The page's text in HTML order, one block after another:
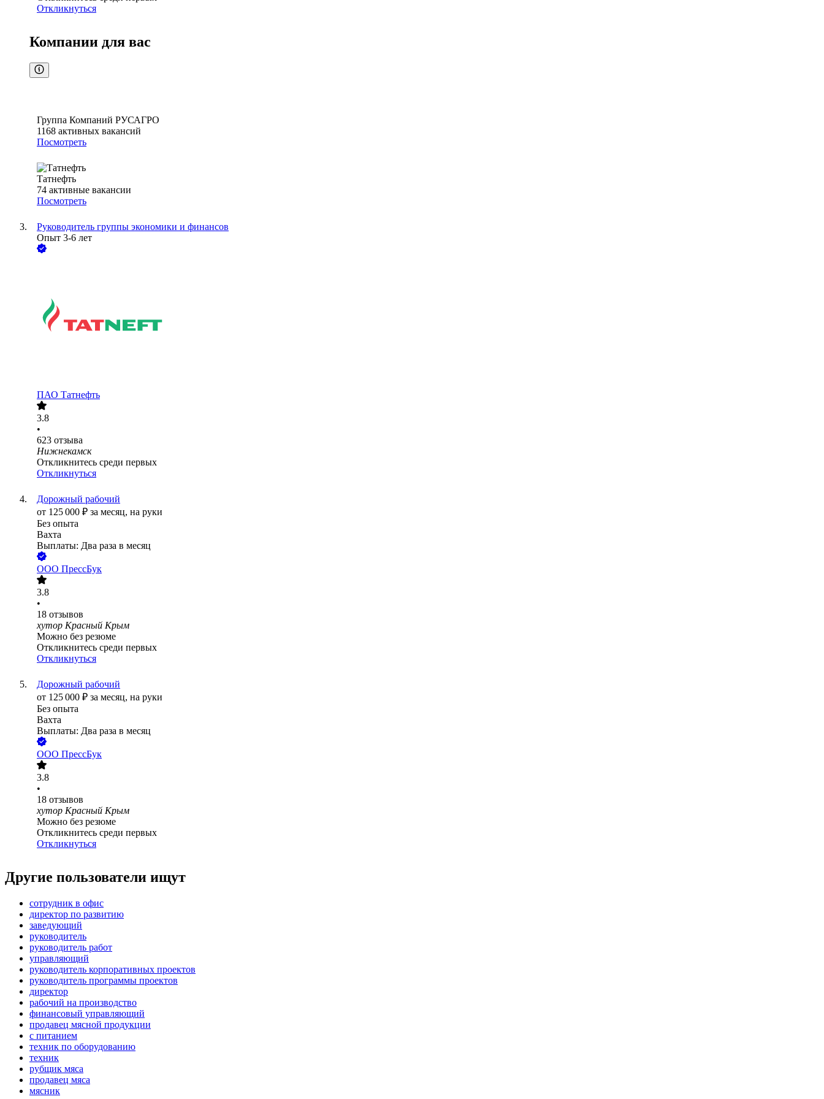
Откликнуться
Компании для вас
Группа Компаний РУСАГРО
1168 активных вакансий
Посмотреть
Татнефть
74 активные вакансии
Посмотреть
Руководитель группы экономики и финансов
Опыт 3-6 лет
ПАО Татнефть
3.8
•
623 отзыва
Нижнекамск
Откликнитесь среди первых
Откликнуться
Дорожный рабочий
от 125 000 ₽ за месяц, на руки
Без опыта
Вахта
Выплаты: Два раза в месяц
ООО ПрессБук
3.8
•
18 отзывов
хутор Красный Крым
Можно без резюме
Откликнитесь среди первых
Откликнуться
Дорожный рабочий
от 125 000 ₽ за месяц, на руки
Без опыта
Вахта
Выплаты: Два раза в месяц
ООО ПрессБук
3.8
•
18 отзывов
хутор Красный Крым
Можно без резюме
Откликнитесь среди первых
Откликнуться
Другие пользователи ищут
сотрудник в офис
директор по развитию
заведующий
руководитель
руководитель работ
управляющий
руководитель корпоративных проектов
руководитель программы проектов
директор
рабочий на производство
финансовый управляющий
продавец мясной продукции
с питанием
техник по оборудованию
техник
рубщик мяса
продавец мяса
мясник